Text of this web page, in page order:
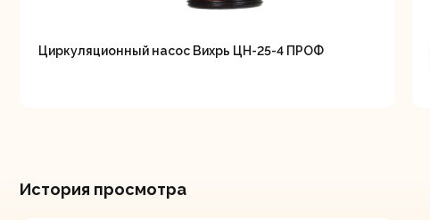
Циркуляционный насос Вихрь ЦН-25-4 ПРОФ
История просмотра